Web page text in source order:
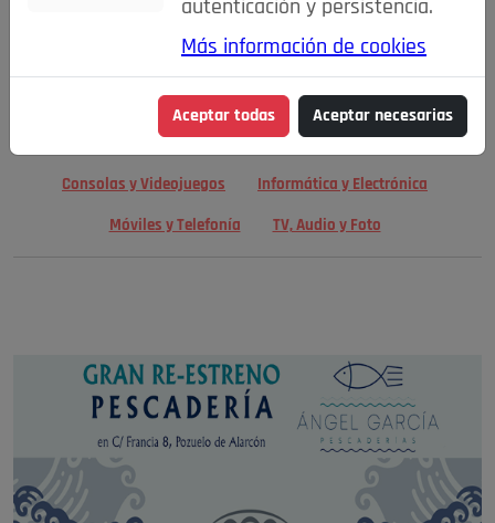
Moda Accesorios Ropa Motor
Motor y Accesorios Motos Ocio
Cine, Libros y Música Coleccionismo Otros
Consolas y Videojuegos Informática y Electrónica
Móviles y Telefonía TV, Audio y Foto
autenticación y persistencia.
Más información de cookies
Aceptar todas Aceptar necesarias